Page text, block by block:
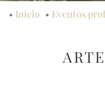
• Inicio • Eventos